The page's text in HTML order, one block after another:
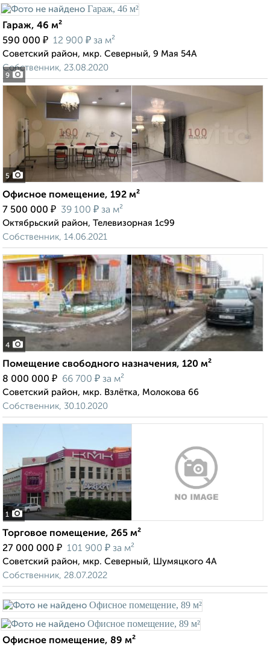
9
Гараж, 46 м²
590 000 ₽ 12 900 ₽ за м²
Советский район, мкр. Северный, 9 Мая 54А
Собственник, 23.08.2020
5
Офисное помещение, 192 м²
7 500 000 ₽ 39 100 ₽ за м²
Октябрьский район, Телевизорная 1с99
Собственник, 14.06.2021
4
Помещение свободного назначения, 120 м²
8 000 000 ₽ 66 700 ₽ за м²
Советский район, мкр. Взлётка, Молокова 66
Собственник, 30.10.2020
1
Торговое помещение, 265 м²
27 000 000 ₽ 101 900 ₽ за м²
Советский район, мкр. Северный, Шумяцкого 4А
Собственник, 28.07.2022
Офисное помещение, 89 м²